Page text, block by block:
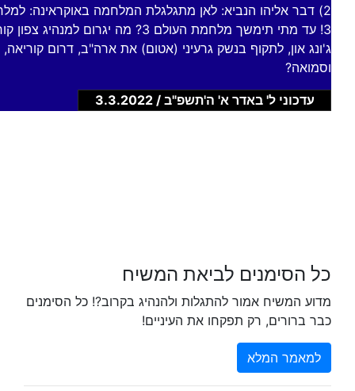
2) דבר אליהו הנביא: לאן מתגלגלת המלחמה באוקראינה:
3! עד מתי תימשך מלחמת העולם 3? מה יגרום
ג'ונג און, לתקוף בנשק גרעיני (אטום) את ארה"ב, דרום קוריאה,
וסמואה?
עדכוני ל' באדר א' ה'תשפ"ב / 3.3.2022
כל הסימנים לביאת המשיח
מדוע המשיח אמור להתגלות ולהנהיג בקרוב?! כל הסימנים
כבר ברורים, רק תפקחו את העיניים!
למאמר המלא